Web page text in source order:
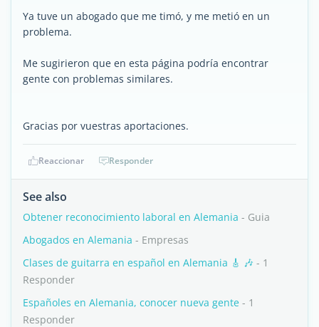
Ya tuve un abogado que me timó, y me metió en un
problema.
Me sugirieron que en esta página podría encontrar
gente con problemas similares.
Gracias por vuestras aportaciones.
Reaccionar Responder
See also
Obtener reconocimiento laboral en Alemania - Guia
Abogados en Alemania - Empresas
Clases de guitarra en español en Alemania 🎸 🎶 - 1
Responder
Españoles en Alemania, conocer nueva gente - 1
Responder